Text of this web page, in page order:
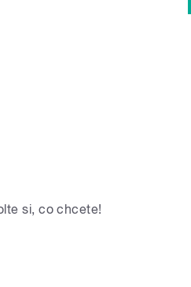
si, co chcete!